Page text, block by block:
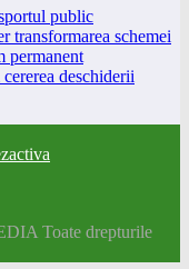
public
transformarea schemei
permanent
deschiderii
Toate drepturile